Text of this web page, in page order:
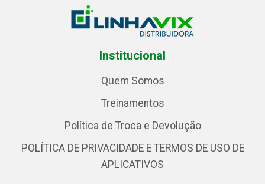
Institucional
Quem Somos
Treinamentos
Política de Troca e Devolução
POLÍTICA DE PRIVACIDADE E TERMOS DE USO DE
APLICATIVOS